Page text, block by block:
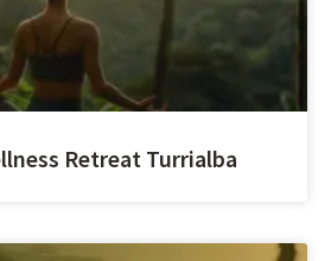
Retreat Turrialba